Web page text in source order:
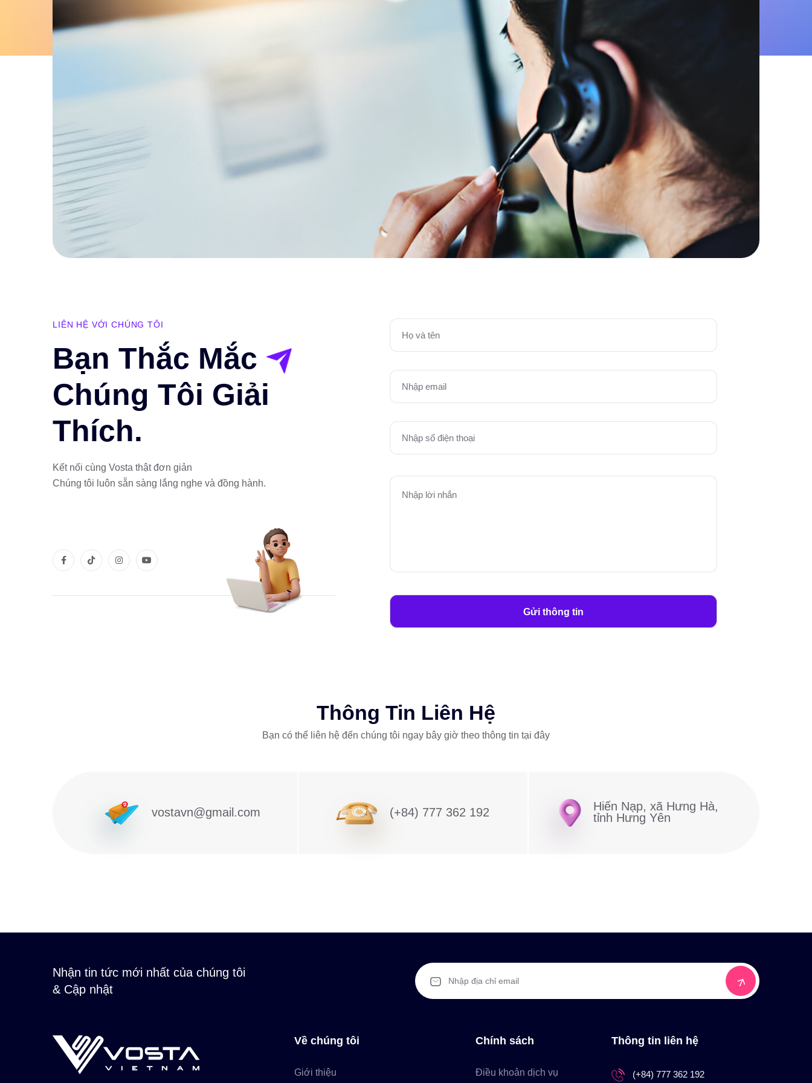
LIÊN HỆ VỚI CHÚNG TÔI
Bạn Thắc Mắc
Chúng Tôi Giải
Thích.
Kết nối cùng Vosta thật đơn giản
Chúng tôi luôn sẵn sàng lắng nghe và đồng hành.
Thông Tin Liên Hệ
Bạn có thể liên hệ đến chúng tôi ngay bây giờ theo thông tin tại đây
vostavn@gmail.com (+84) 777 362 192
Hiến Nạp, xã Hưng Hà,
tỉnh Hưng Yên
Nhận tin tức mới nhất của chúng tôi
& Cập nhật
Về chúng tôi
Giới thiệu
Chính sách
Điều khoản dịch vụ
Thông tin liên hệ
(+84) 777 362 192